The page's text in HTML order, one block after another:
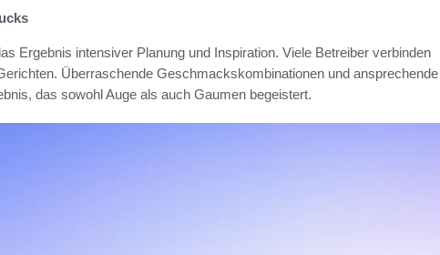
Ergebnis intensiver Planung und Inspiration. Viele Betreiber verbinden
Überraschende Geschmackskombinationen und ansprechende
das sowohl Auge als auch Gaumen begeistert.